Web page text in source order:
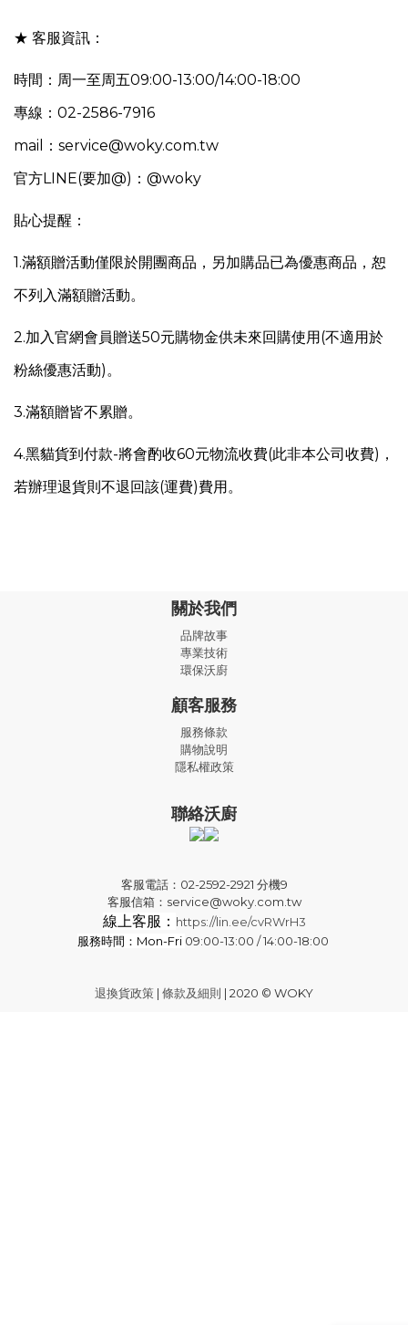
★ 客服資訊：
時間：周一至周五09:00-13:00/14:00-18:00
專線：02-2586-7916
mail：service@woky.com.tw
官方LINE(要加@)：@woky
貼心提醒：
1.滿額贈活動僅限於開團商品，另加購品已為優惠商品，恕
不列入滿額贈活動。
2.加入官網會員贈送50元購物金供未來回購使用(不適用於
粉絲優惠活動)。
3.滿額贈皆不累贈。
4.黑貓貨到付款-將會酌收60元物流收費(此非本公司收費)，
若辦理退貨則不退回該(運費)費用。
關於我們
品牌故事
專業技術
環保沃廚
顧客服務
服務條款
購物說明
隱私權政策
聯絡沃廚
客服電話：02-2592-2921 分機9
客服信箱：service@woky.com.tw
線上客服： https://lin.ee/cvRWrH3
服務時間：Mon-Fri 09:00-13:00 / 14:00-18:00
退換貨政策 | 條款及細則 | 2020 © WOKY